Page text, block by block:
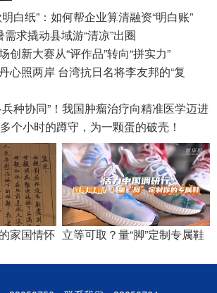
白纸”：如何帮企业算清融资“明白账”
需求撬动县域游“清凉”出圈
创新大赛从“评作品”转向“拼实力”
心照两岸 台湾抗日名将李友邦的“复
种协同”！我国肿瘤治疗向精准医学迈进
个小时的蹲守，为一颗蛋的破壳！
家国情怀 立等可取？量“脚”定制专属鞋